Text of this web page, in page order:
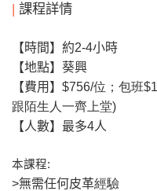
| 課程詳情
【時間】約2-4小時
【地點】葵興
【費用】 $756/位；包班
跟陌生人一齊上堂)
【人數】 最多4人
本課程:
>無需任何皮革經驗